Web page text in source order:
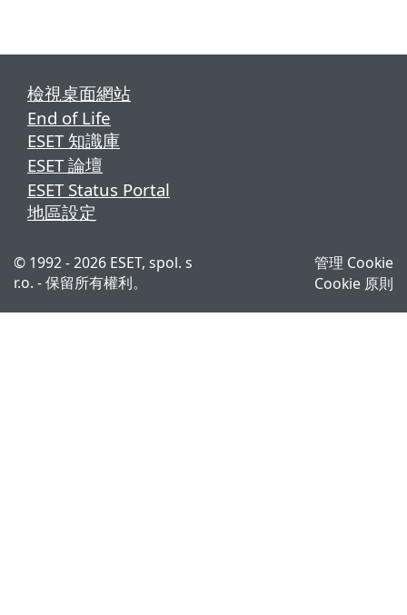
檢視桌面網站
End of Life
ESET 知識庫
ESET 論壇
ESET Status Portal
地區設定
© 1992 - 2026 ESET, spol. s
r.o. - 保留所有權利。
管理 Cookie
Cookie 原則